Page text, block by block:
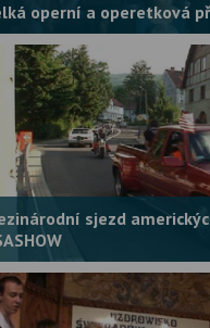
operní a operetková
sjezd